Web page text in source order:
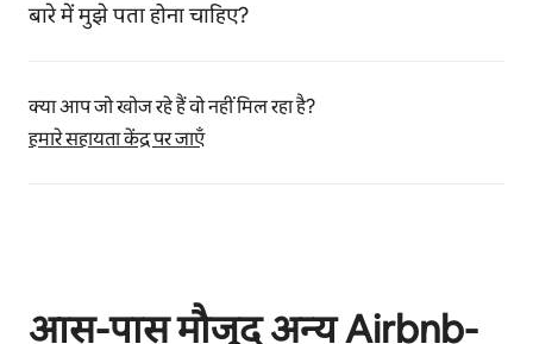
बारे में मुझे पता होना चाहिए?
क्या आप जो खोज रहे हैं वो नहीं मिल रहा है?
हमारे सहायता केंद्र पर जाएँ
आस-पास मौजूद अन्य Airbnb-